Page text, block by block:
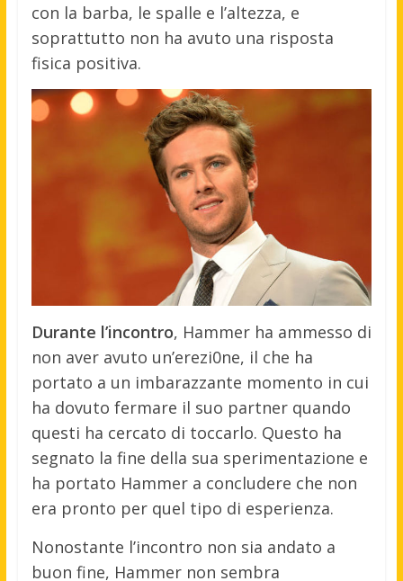
con la barba, le spalle e l’altezza, e
soprattutto non ha avuto una risposta
fisica positiva.
Durante l’incontro, Hammer ha ammesso di
non aver avuto un’erezi0ne, il che ha
portato a un imbarazzante momento in cui
ha dovuto fermare il suo partner quando
questi ha cercato di toccarlo. Questo ha
segnato la fine della sua sperimentazione e
ha portato Hammer a concludere che non
era pronto per quel tipo di esperienza.
Nonostante l’incontro non sia andato a
buon fine, Hammer non sembra